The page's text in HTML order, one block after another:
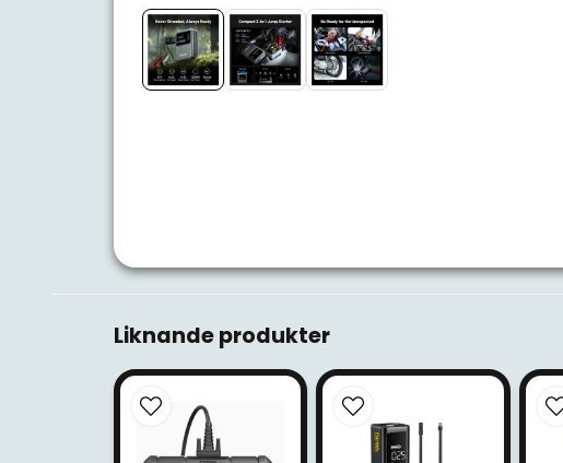
Liknande produkter